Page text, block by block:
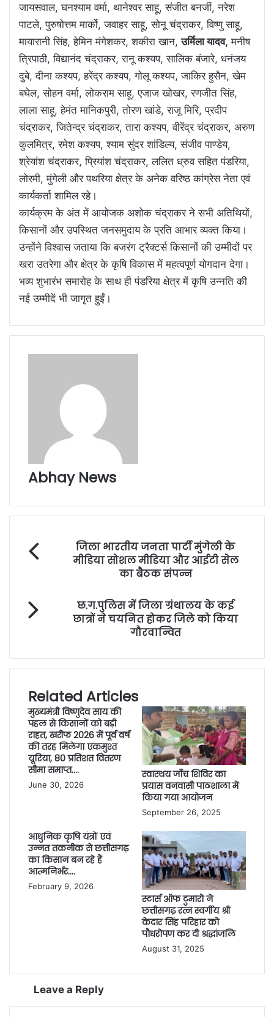
जायसवाल, घनश्याम वर्मा, थानेश्वर साहू, संजीत बनर्जी, नरेश
पाटले, पुरुषोत्तम मार्को, जवाहर साहू, सोनू चंद्राकर, विष्णु साहू,
मायारानी सिंह, हेमिन मंगेशकर, शकीरा खान,उर्मिला यादव, मनीष
त्रिपाठी, विद्यानंद चंद्राकर, रानू कश्यप, सालिक बंजारे, धनंजय
दुबे, दीना कश्यप, हरेंद्र कश्यप, गोलू कश्यप, जाकिर हुसैन, खेम
बघेल, सोहन वर्मा, लोकराम साहू, एजाज खोखर, रणजीत सिंह,
लाला साहू, हेमंत मानिकपुरी, तोरण खांडे, राजू मिरि, प्रदीप
चंद्राकर, जितेन्द्र चंद्राकर, तारा कश्यप, वीरेंद्र चंद्राकर, अरुण
कुलमित्र, रमेश कश्यप, श्याम सुंदर शांडिल्य, संजीव पाण्डेय,
श्रेयांश चंद्राकर, प्रियांश चंद्राकर, ललित ध्रुव सहित पंडरिया,
लोरमी, मुंगेली और पथरिया क्षेत्र के अनेक वरिष्ठ कांग्रेस नेता एवं
कार्यकर्ता शामिल रहे।
कार्यक्रम के अंत में आयोजक अशोक चंद्राकर ने सभी अतिथियों,
किसानों और उपस्थित जनसमुदाय के प्रति आभार व्यक्त किया।
उन्होंने विश्वास जताया कि बजरंग ट्रैक्टर्स किसानों की उम्मीदों पर
खरा उतरेगा और क्षेत्र के कृषि विकास में महत्वपूर्ण योगदान देगा।
भव्य शुभारंभ समारोह के साथ ही पंडरिया क्षेत्र में कृषि उन्नति की
नई उम्मीदें भी जागृत हुईं।
Abhay News
जिला भारतीय जनता पार्टी मुंगेली के
मीडिया सोशल मीडिया और आईटी सेल
का बैठक संपन्न
छ.ग.पुलिस में जिला ग्रंथालय के कई
छात्रों ने चयनित होकर जिले को किया
गौरवान्वित
Related Articles
मुख्यमंत्री विष्णुदेव साय की
पहल से किसानों को बड़ी
राहत, खरीफ 2026 में पूर्व वर्ष
की तरह मिलेगा एकमुश्त
यूरिया, 80 प्रतिशत वितरण
सीमा समाप्त….
June 30, 2026
स्वास्थय जाँच शिविर का
प्रयास वनवासी पाठशाला में
किया गया आयोजन
September 26, 2025
आधुनिक कृषि यंत्रों एवं
उन्नत तकनीक से छत्तीसगढ़
का किसान बन रहे हैं
आत्मनिर्भर….
February 9, 2026
स्टार्स ऑफ टुमारो ने
छत्तीसगढ़ रत्न स्वर्गीय श्री
केदार सिंह परिहार को
पौधरोपण कर दी श्रद्धांजलि
August 31, 2025
Leave a Reply